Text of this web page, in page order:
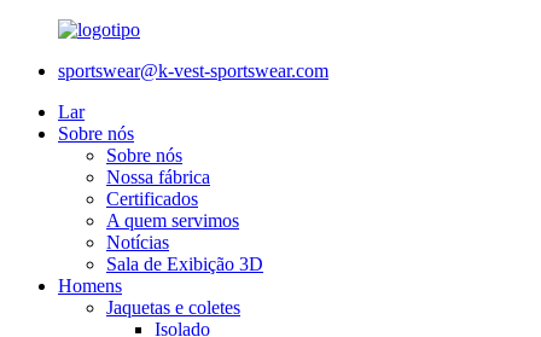
sportswear@k-vest-sportswear.com
Lar
Sobre nós
Sobre nós
Nossa fábrica
Certificados
A quem servimos
Notícias
Sala de Exibição 3D
Homens
Jaquetas e coletes
Isolado